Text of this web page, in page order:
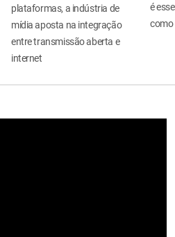
plataformas, a indústria de
mídia aposta na integração
entre transmissão aberta e
internet
é
como